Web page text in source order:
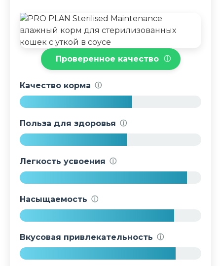
Проверенное качество ⓘ
Качество корма ⓘ
Польза для здоровья ⓘ
Легкость усвоения ⓘ
Насыщаемость ⓘ
Вкусовая привлекательность ⓘ